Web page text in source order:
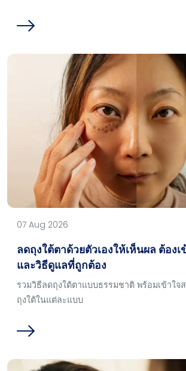
07 Aug 2026
ลดถุงใต้ตาด้วยตัวเองให้เห็นผล ต้องเ
และวิธีดูแลที่ถูกต้อง
รวมวิธีลดถุงใต้ตาแบบธรรมชาติ พร้อมเข้าใจ
ถุงใต้ในแต่ละแบบ